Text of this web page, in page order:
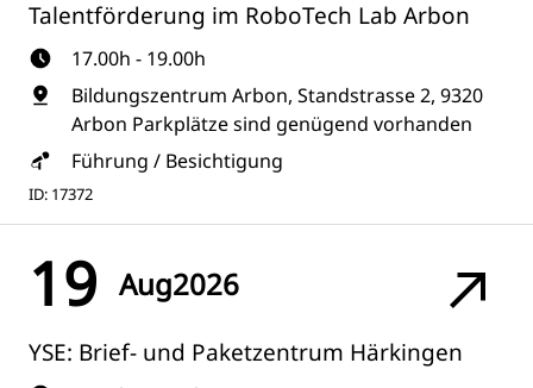
Talentförderung im RoboTech Lab Arbon
17.00h - 19.00h
Bildungszentrum Arbon, Standstrasse 2, 9320
Arbon Parkplätze sind genügend vorhanden
Führung / Besichtigung
ID: 17372
19 Aug2026
YSE: Brief- und Paketzentrum Härkingen